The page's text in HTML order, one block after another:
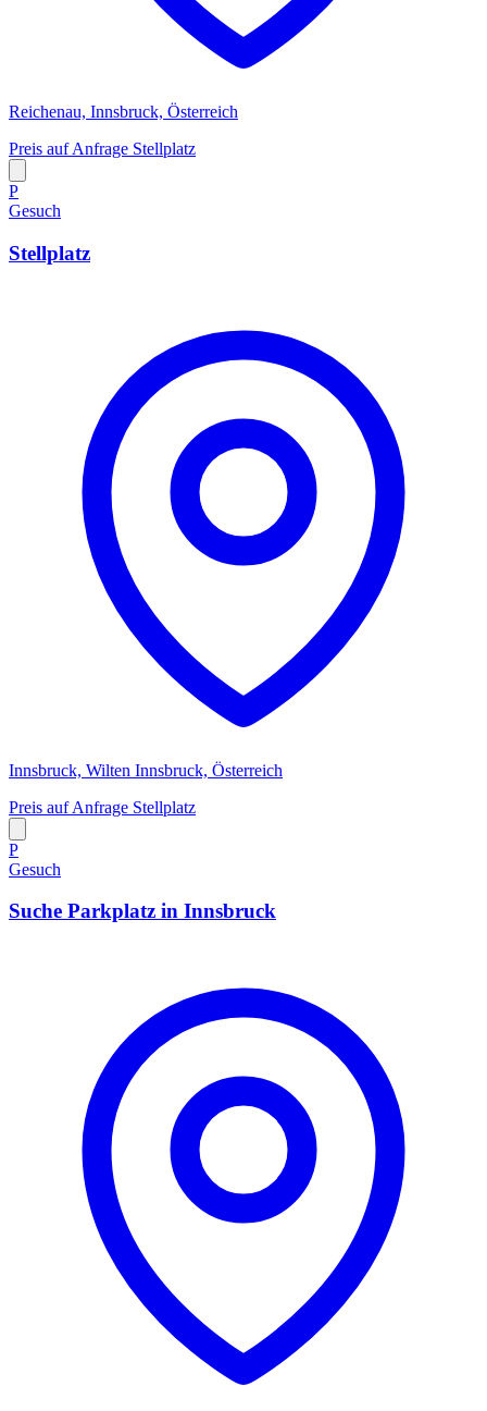
Reichenau, Innsbruck, Österreich
Preis auf Anfrage Stellplatz
P
Gesuch
Stellplatz
Innsbruck, Wilten Innsbruck, Österreich
Preis auf Anfrage Stellplatz
P
Gesuch
Suche Parkplatz in Innsbruck